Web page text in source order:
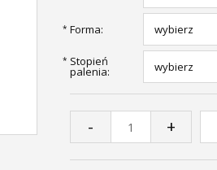
* Forma:
* Stopień
palenia:
- +